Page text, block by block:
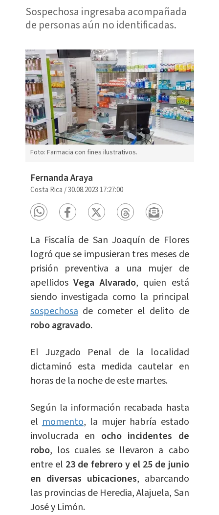
Sospechosa ingresaba acompañada
de personas aún no identificadas.
Foto: Farmacia con fines ilustrativos.
Fernanda Araya
Costa Rica /30.08.2023 17:27:00
La Fiscalía de San Joaquín de Flores
logró que se impusieran tres meses de
prisión preventiva a una mujer de
apellidosVega Alvarado, quien está
siendo investigada como la principal
sospechosade cometer el delito de
robo agravado.
El Juzgado Penal de la localidad
dictaminó esta medida cautelar en
horas de la noche de este martes.
Según la información recabada hasta
elmomento, la mujer habría estado
involucrada en ocho incidentes de
robo, los cuales se llevaron a cabo
entre el 23 de febrero y el 25 de junio
en diversas ubicaciones, abarcando
las provincias de Heredia, Alajuela, San
José y Limón.